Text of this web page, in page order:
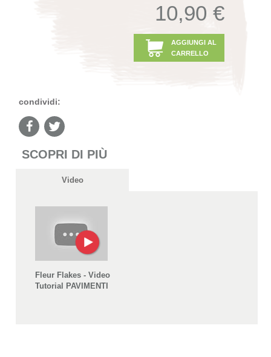
10,90 €
AGGIUNGI AL
CARRELLO
condividi:
SCOPRI DI PIÙ
Video
Fleur Flakes - Video
Tutorial PAVIMENTI